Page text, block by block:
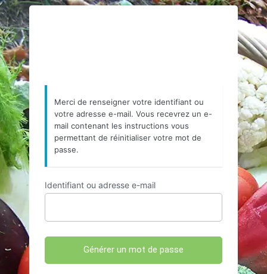
Mot
de
passe
oublié
https://
Merci de renseigner votre identifiant ou
votre adresse e-mail. Vous recevrez un e-
mail contenant les instructions vous
permettant de réinitialiser votre mot de
passe.
Identifiant ou adresse e-mail